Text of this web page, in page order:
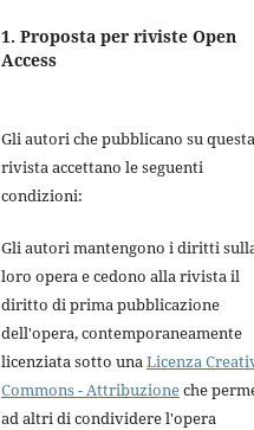
1. Proposta per riviste Open
Access
Gli autori che pubblicano su questa
rivista accettano le seguenti
condizioni:
Gli autori mantengono i diritti
loro opera e cedono alla rivista il
diritto di prima pubblicazione
dell'opera, contemporaneamente
licenziata sotto unaLicenza
Commons - Attribuzioneche
ad altri di condividere l'opera